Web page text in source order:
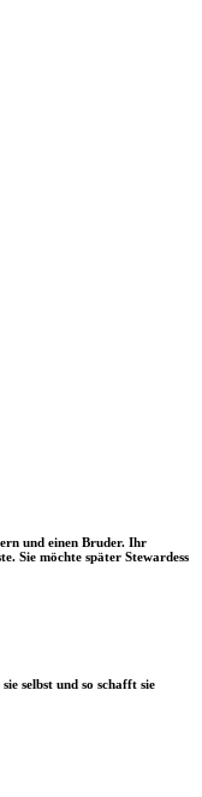
und einen Bruder. Ihr
Sie möchte später Stewardess
selbst und so schafft sie